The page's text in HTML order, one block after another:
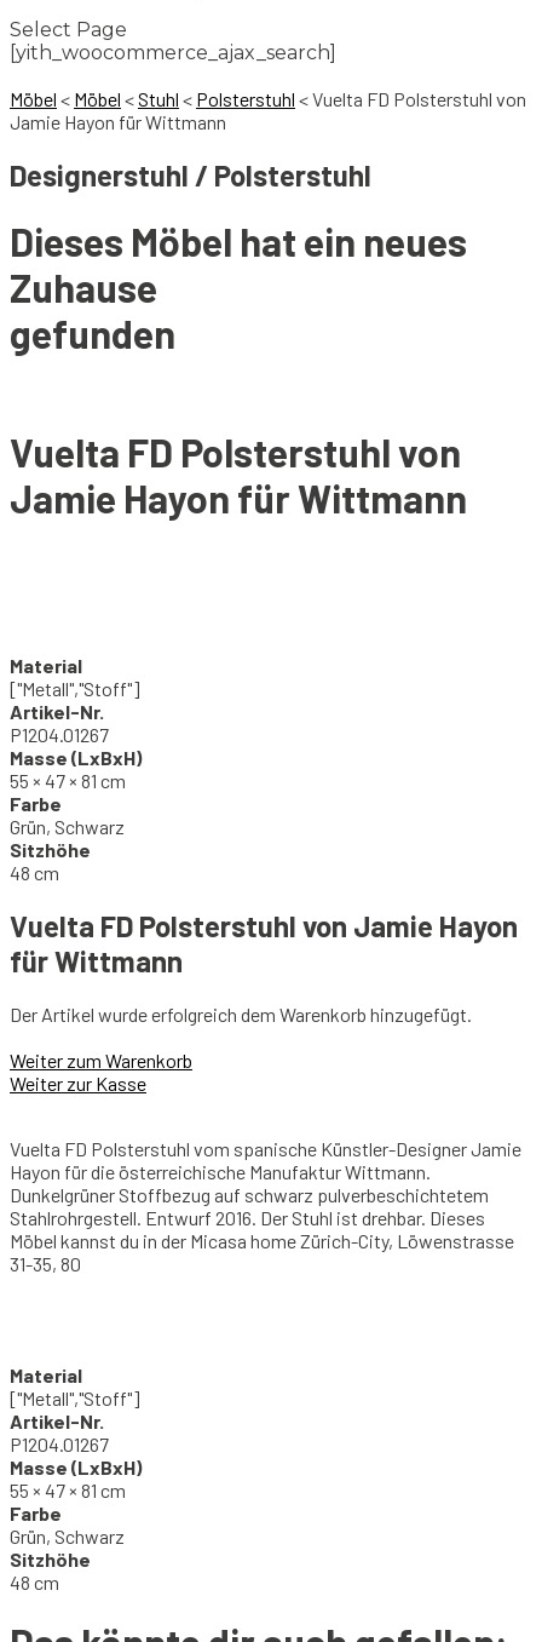
Select Page
[yith_woocommerce_ajax_search]
Möbel < Möbel <Stuhl < Polsterstuhl <Vuelta FD Polsterstuhl von
Jamie Hayon für Wittmann
Designerstuhl / Polsterstuhl
Dieses Möbel hat ein neues
Zuhause
gefunden
Vuelta FD Polsterstuhl von
Jamie Hayon für Wittmann
Material
["Metall","Stoff"]
Artikel-Nr.
P1204.01267
Masse (LxBxH)
55 × 47 × 81 cm
Farbe
Grün, Schwarz
Sitzhöhe
48 cm
Vuelta FD Polsterstuhl von Jamie Hayon
für Wittmann
Der Artikel wurde erfolgreich dem Warenkorb hinzugefügt.
Weiter zum Warenkorb
Weiter zur Kasse
Vuelta FD Polsterstuhl vom spanische Künstler-Designer Jamie
Hayon für die österreichische Manufaktur Wittmann.
Dunkelgrüner Stoffbezug auf schwarz pulverbeschichtetem
Stahlrohrgestell. Entwurf 2016. Der Stuhl ist drehbar. Dieses
Möbel kannst du in der Micasa home Zürich-City, Löwenstrasse
31-35, 80
Material
["Metall","Stoff"]
Artikel-Nr.
P1204.01267
Masse (LxBxH)
55 × 47 × 81 cm
Farbe
Grün, Schwarz
Sitzhöhe
48 cm